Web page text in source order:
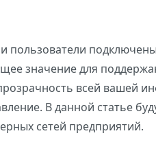
пользователи
значение для
всей вашей
В данной статье
сетей предприятий.